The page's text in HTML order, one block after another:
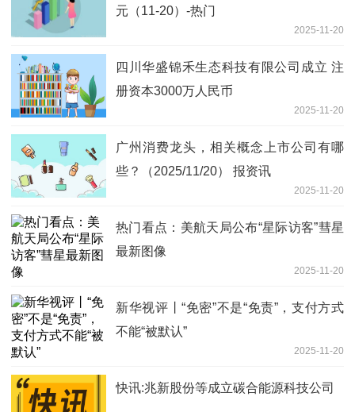
元（11-20）-热门
2025-11-20
四川华盛锦禾生态科技有限公司成立 注
册资本3000万人民币
2025-11-20
广州消费龙头，相关概念上市公司有哪
些？（2025/11/20） 报资讯
2025-11-20
热门看点：美航天局公布“星际访客”彗星
最新图像
2025-11-20
新华视评丨“免密”不是“免责”，支付方式
不能“被默认”
2025-11-20
快讯:兆新股份等成立碳合能源科技公司